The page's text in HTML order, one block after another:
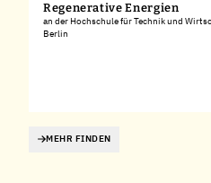
Regenerative Energien
an der Hochschule für Technik und
Berlin
MEHR FINDEN